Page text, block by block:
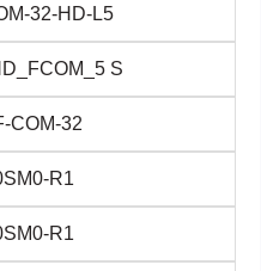
32-HD-L5
S
COM-32
R1
R1